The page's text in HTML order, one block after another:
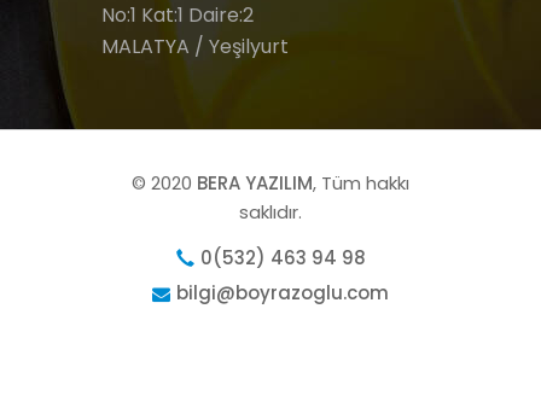
No:1 Kat:1 Daire:2
MALATYA / Yeşilyurt
© 2020 BERA YAZILIM, Tüm hakkı
saklıdır.
0(532) 463 94 98
bilgi@boyrazoglu.com